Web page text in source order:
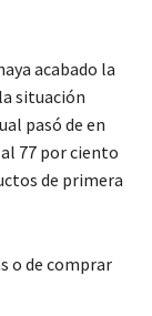
acabado la
situación
pasó de en
77 por ciento
de primera
o de comprar